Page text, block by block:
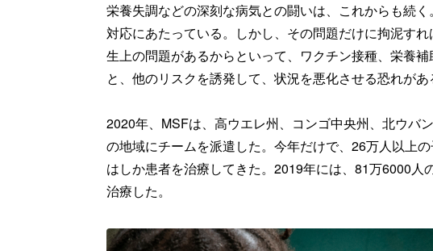
栄養失調などの深刻な病気との闘いは、これからも続
対応にあたっている。しかし、その問題だけに拘泥す
生上の問題があるからといって、ワクチン接種、栄養
と、他のリスクを誘発して、状況を悪化させる恐れがあ
2020年、MSFは、高ウエレ州、コンゴ中央州、北ウバ
の地域にチームを派遣した。今年だけで、26万人以上
はしか患者を治療してきた。2019年には、81万6000
治療した。